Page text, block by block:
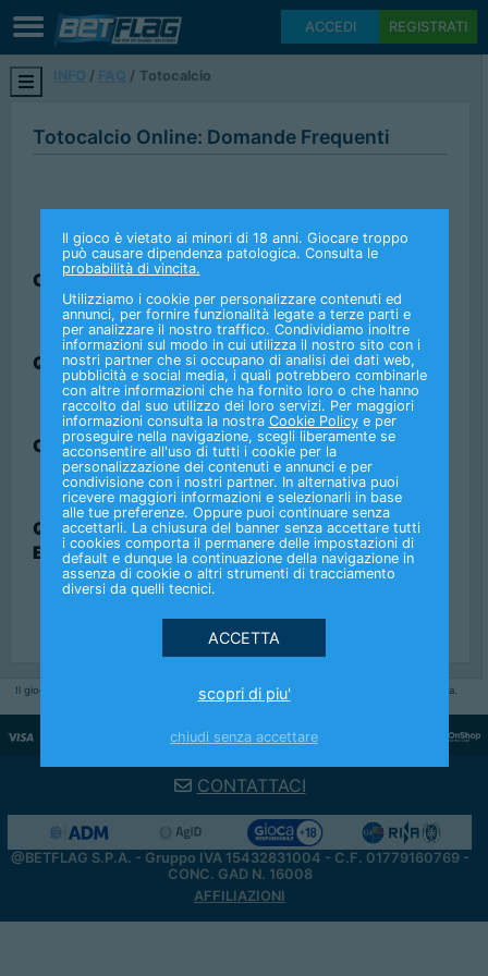
ACCEDI REGISTRATI
INFO FAQ Totocalcio
Totocalcio Online: Domande Frequenti
COS'È IL TOTOCALCIO?
QUAL È IL COSTO DELLA COLONNA?
COSA SONO LE FORMULE DI GIOCO?
QUANTE E QUALI FORMULE DI GIOCO
ESISTONO?
Il gioco è vietato ai minori di 18 anni. Giocare troppo può causare dipendenza patologica.
Consultale probabilità di vincita.
CONTATTACI
@BETFLAG S.P.A. - Gruppo IVA 15432831004 - C.F. 01779160769 -
CONC. GAD N. 16008
AFFILIAZIONI
Il gioco è vietato ai minori di 18 anni. Giocare troppo
può causare dipendenza patologica. Consulta le
probabilità di vincita.
Utilizziamo i cookie per personalizzare contenuti ed
annunci, per fornire funzionalità legate a terze parti e
per analizzare il nostro traffico. Condividiamo inoltre
informazioni sul modo in cui utilizza il nostro sito con i
nostri partner che si occupano di analisi dei dati web,
pubblicità e social media, i quali potrebbero combinarle
con altre informazioni che ha fornito loro o che hanno
raccolto dal suo utilizzo dei loro servizi. Per maggiori
informazioni consulta la nostra Cookie Policye per
proseguire nella navigazione, scegli liberamente se
acconsentire all'uso di tutti i cookie per la
personalizzazione dei contenuti e annunci e per
condivisione con i nostri partner. In alternativa puoi
ricevere maggiori informazioni e selezionarli in base
alle tue preferenze. Oppure puoi continuare senza
accettarli. La chiusura del banner senza accettare tutti
i cookies comporta il permanere delle impostazioni di
default e dunque la continuazione della navigazione in
assenza di cookie o altri strumenti di tracciamento
diversi da quelli tecnici.
chiudi senza accettare
scopri di piu'